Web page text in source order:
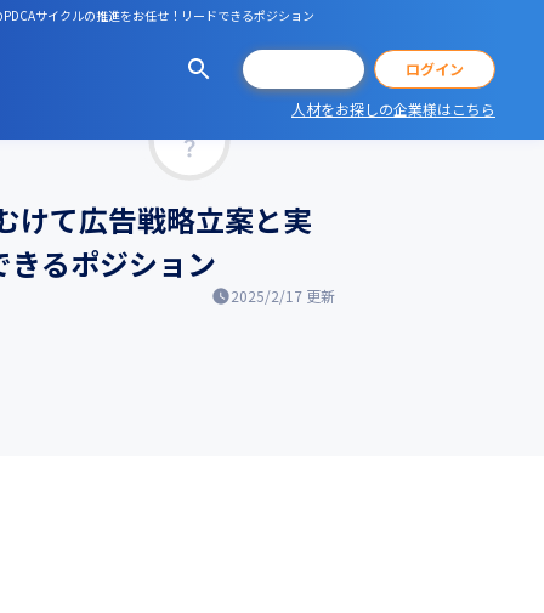
サイクルの推進をお任せ！リードできるポジション
ログイン
人材をお探しの企業様はこちら
けて広告戦略立案と実
るポジション
2025/2/17 更新